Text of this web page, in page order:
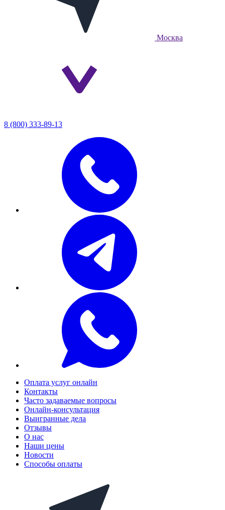
Москва
8 (800) 333-89-13
Оплата услуг онлайн
Контакты
Часто задаваемые вопросы
Онлайн-консультация
Выигранные дела
Отзывы
О нас
Наши цены
Новости
Способы оплаты